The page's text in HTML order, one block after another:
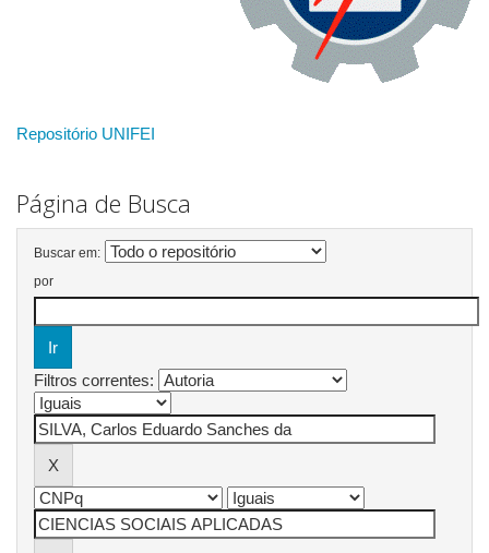
Repositório UNIFEI
Página de Busca
Buscar em:
por
Filtros correntes: